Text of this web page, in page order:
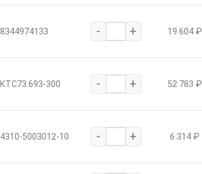
8344974133 - + 19 604 ₽
КТС73.693-300 - + 52 783 ₽
4310-5003012-10 - + 6 314 ₽